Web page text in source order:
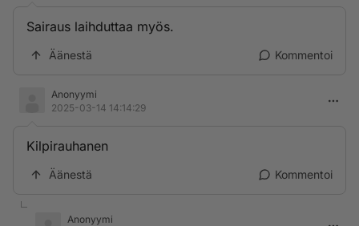
Sairaus laihduttaa myös.
Äänestä Kommentoi
Anonyymi
2025-03-14 14:14:29
Kilpirauhanen
Äänestä Kommentoi
Anonyymi